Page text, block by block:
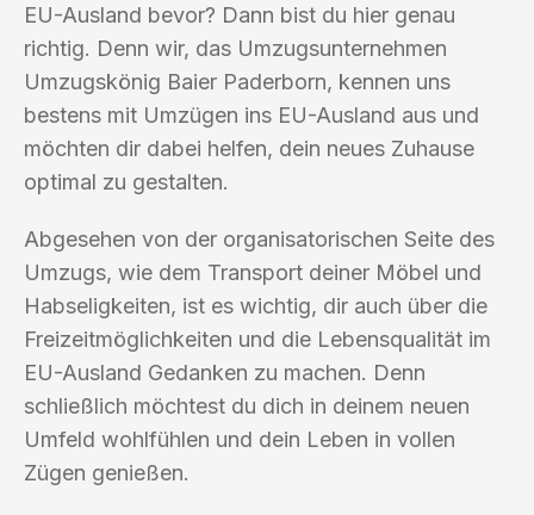
EU-Ausland bevor? Dann bist du hier genau
richtig. Denn wir, das Umzugsunternehmen
Umzugskönig Baier Paderborn, kennen uns
bestens mit Umzügen ins EU-Ausland aus und
möchten dir dabei helfen, dein neues Zuhause
optimal zu gestalten.
Abgesehen von der organisatorischen Seite des
Umzugs, wie dem Transport deiner Möbel und
Habseligkeiten, ist es wichtig, dir auch über die
Freizeitmöglichkeiten und die Lebensqualität im
EU-Ausland Gedanken zu machen. Denn
schließlich möchtest du dich in deinem neuen
Umfeld wohlfühlen und dein Leben in vollen
Zügen genießen.